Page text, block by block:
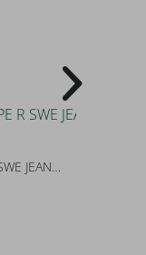
NBMBEN U-SHAPE R SWE JEANS 105